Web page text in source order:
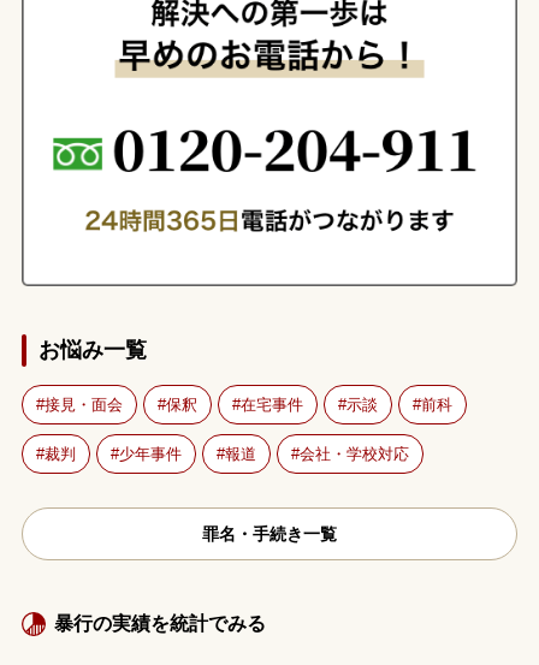
お悩み一覧
接見・面会 保釈 在宅事件 示談 前科
裁判 少年事件 報道 会社・学校対応
罪名・手続き一覧
暴行の実績を統計でみる